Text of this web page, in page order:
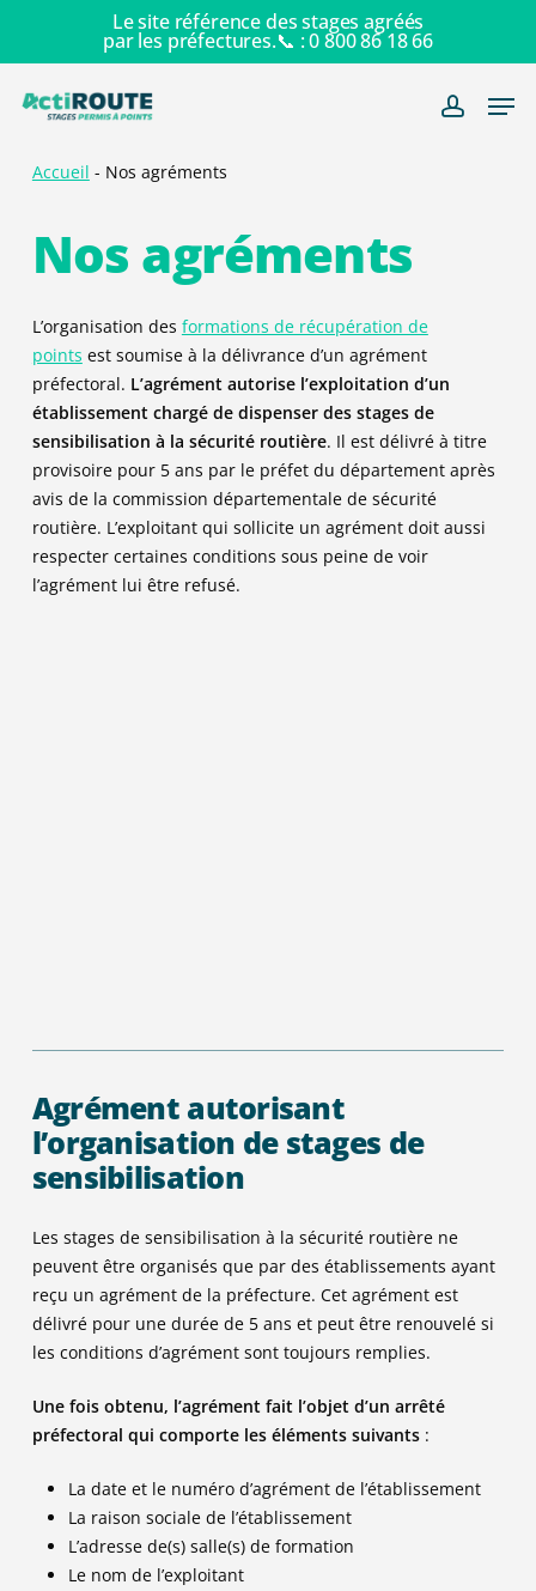
main
content
Le site référence des stages agréés
par les préfectures.📞 :0 800 86 18 66
account
Accueil - Nos agréments
Nos agréments
L’organisation des formations de récupération de
points est soumise à la délivrance d’un agrément
préfectoral. L’agrément autorise l’exploitation d’un
établissement chargé de dispenser des stages de
sensibilisation à la sécurité routière. Il est délivré à titre
provisoire pour 5 ans par le préfet du département après
avis de la commission départementale de sécurité
routière. L’exploitant qui sollicite un agrément doit aussi
respecter certaines conditions sous peine de voir
l’agrément lui être refusé.
Agrément autorisant
l’organisation de stages de
sensibilisation
Les stages de sensibilisation à la sécurité routière ne
peuvent être organisés que par des établissements ayant
reçu un agrément de la préfecture. Cet agrément est
délivré pour une durée de 5 ans et peut être renouvelé si
les conditions d’agrément sont toujours remplies.
Une fois obtenu, l’agrément fait l’objet d’un arrêté
préfectoral qui comporte les éléments suivants:
La date et le numéro d’agrément de l’établissement
La raison sociale de l’établissement
L’adresse de(s) salle(s) de formation
Le nom de l’exploitant